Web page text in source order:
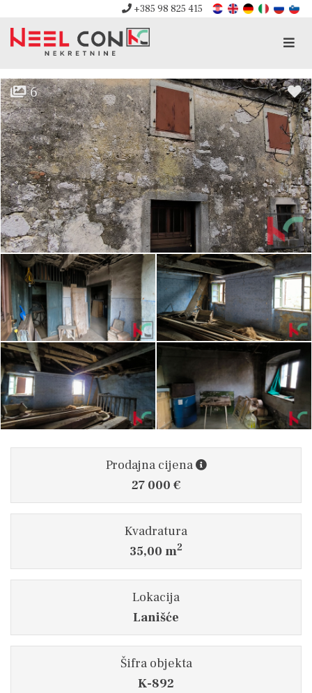
+385 98 825 415
6
Prodajna cijena
27 000 €
Kvadratura
35,00 m2
Lokacija
Lanišće
Šifra objekta
K-892